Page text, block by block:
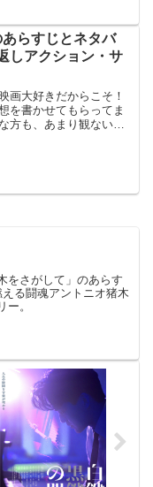
王道のシンデレラ・ス
あらすじとネタバ
しアクション・サ
画大好きだからこそ！
を書かせてもらってま
も、あまり観ない方
をさがして」のあらす
える闘魂アントニオ猪木
ー。